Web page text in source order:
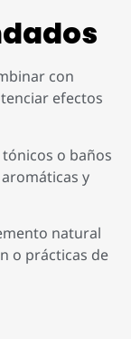
con
efectos
o baños
y
natural
o prácticas de